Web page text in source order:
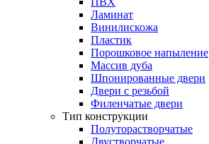
Ламинат
Винилискожа
Пластик
Порошковое напыление
Массив дуба
Шпонированные двери
Двери с резьбой
Филенчатые двери
Тип конструкции
Полуторастворчатые